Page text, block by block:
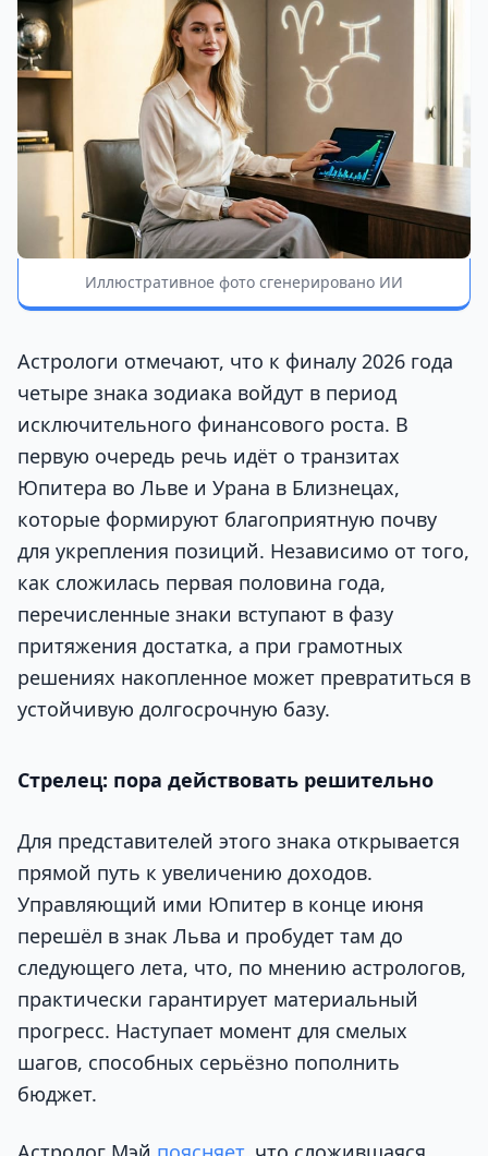
Иллюстративное фото сгенерировано ИИ
Астрологи отмечают, что к финалу 2026 года
четыре знака зодиака войдут в период
исключительного финансового роста. В
первую очередь речь идёт о транзитах
Юпитера во Льве и Урана в Близнецах,
которые формируют благоприятную почву
для укрепления позиций. Независимо от того,
как сложилась первая половина года,
перечисленные знаки вступают в фазу
притяжения достатка, а при грамотных
решениях накопленное может превратиться в
устойчивую долгосрочную базу.
Стрелец: пора действовать решительно
Для представителей этого знака открывается
прямой путь к увеличению доходов.
Управляющий ими Юпитер в конце июня
перешёл в знак Льва и пробудет там до
следующего лета, что, по мнению астрологов,
практически гарантирует материальный
прогресс. Наступает момент для смелых
шагов, способных серьёзно пополнить
бюджет.